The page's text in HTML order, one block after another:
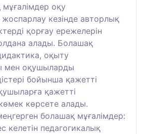
оқу
кезінде авторлық
қорғау ережелерін
алады. Болашақ
оқыту
мен оқушыларды
бойынша қажетті
қажетті
көрсете алады.
болашақ мұғалімдер:
келетін педагогикалық